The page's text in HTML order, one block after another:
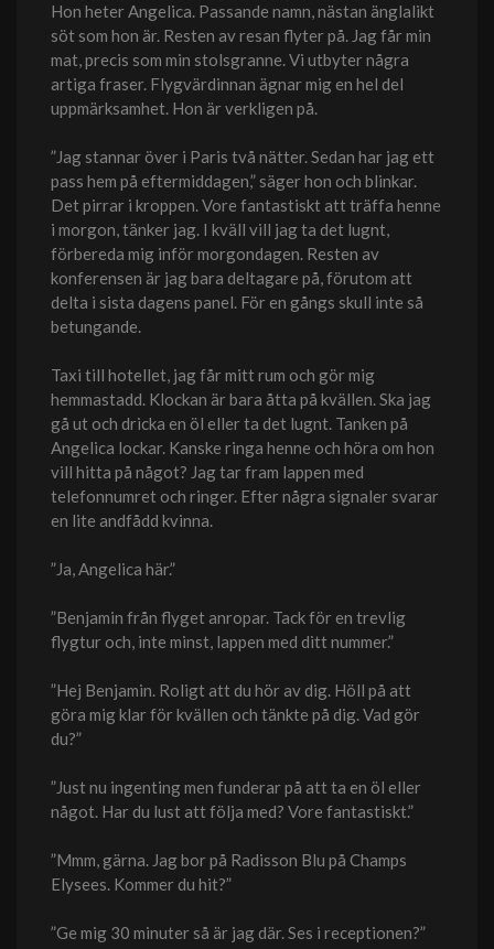
Hon heter Angelica. Passande namn, nästan änglalikt
söt som hon är. Resten av resan flyter på. Jag får min
mat, precis som min stolsgranne. Vi utbyter några
artiga fraser. Flygvärdinnan ägnar mig en hel del
uppmärksamhet. Hon är verkligen på.
”Jag stannar över i Paris två nätter. Sedan har jag ett
pass hem på eftermiddagen,” säger hon och blinkar.
Det pirrar i kroppen. Vore fantastiskt att träffa henne
i morgon, tänker jag. I kväll vill jag ta det lugnt,
förbereda mig inför morgondagen. Resten av
konferensen är jag bara deltagare på, förutom att
delta i sista dagens panel. För en gångs skull inte så
betungande.
Taxi till hotellet, jag får mitt rum och gör mig
hemmastadd. Klockan är bara åtta på kvällen. Ska jag
gå ut och dricka en öl eller ta det lugnt. Tanken på
Angelica lockar. Kanske ringa henne och höra om hon
vill hitta på något? Jag tar fram lappen med
telefonnumret och ringer. Efter några signaler svarar
en lite andfådd kvinna.
”Ja, Angelica här.”
”Benjamin från flyget anropar. Tack för en trevlig
flygtur och, inte minst, lappen med ditt nummer.”
”Hej Benjamin. Roligt att du hör av dig. Höll på att
göra mig klar för kvällen och tänkte på dig. Vad gör
du?”
”Just nu ingenting men funderar på att ta en öl eller
något. Har du lust att följa med? Vore fantastiskt.”
”Mmm, gärna. Jag bor på Radisson Blu på Champs
Elysees. Kommer du hit?”
”Ge mig 30 minuter så är jag där. Ses i receptionen?”